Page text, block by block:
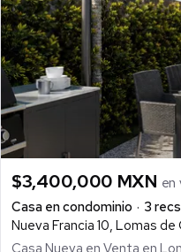
$3,400,000 MXN en
Casa en condominio
3
Nueva Francia 10, Lomas